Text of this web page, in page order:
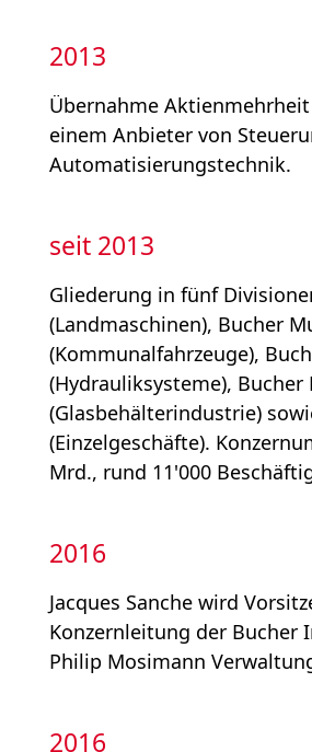
2013
Übernahme Aktienmehrheit
einem Anbieter von
Automatisierung­stechnik.
seit 2013
Gliederung in fünf
(Landmaschinen), Bucher
(Kommunalfahrzeuge),
(Hydrauliks­ysteme), Bucher
(Glasbehälterindustrie)
(Einzelgeschäfte).
Mrd., rund 11'000
2016
Jacques Sanche wird
Konzernleitung der Bucher
Philip Mosimann
2016